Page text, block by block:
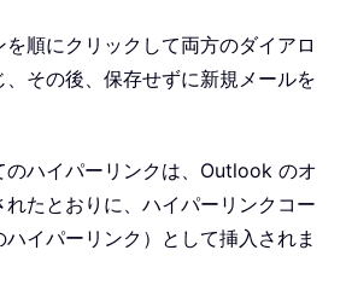
順にクリックして両方のダイアロ
、その後、保存せずに新規メールを
のハイパーリンクは、Outlook のオ
れたとおりに、ハイパーリンクコー
ハイパーリンク）として挿入されま